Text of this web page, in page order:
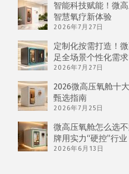
智能科技赋能！微
智慧氧疗新体验
2026年7月27日
定制化按需打造！
足全场景个性化需求
2026年7月27日
2026微高压氧舱十
甄选指南
2026年7月25日
微高压氧舱怎么选
牌用实力“硬控”行业
2026年6月13日